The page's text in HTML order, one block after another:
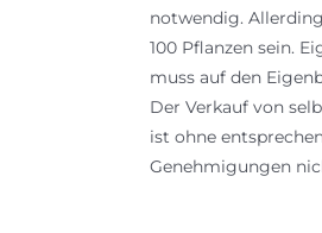
notwendig.
100 Pflanzen sein.
muss auf den
Der Verkauf von
ist ohne
Genehmigungen